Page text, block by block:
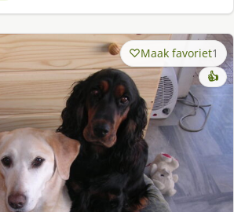
Maak favoriet1
👍